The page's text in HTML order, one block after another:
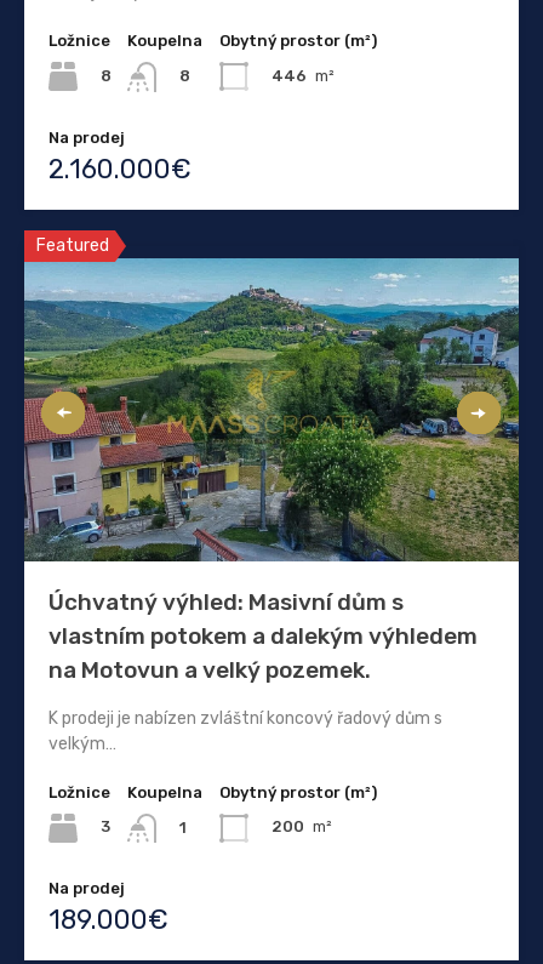
Ložnice
8
Koupelna
8
Obytný prostor (m²)
446 m²
Na prodej
2.160.000€
Featured
Úchvatný výhled: Masivní dům s
vlastním potokem a dalekým výhledem
na Motovun a velký pozemek.
K prodeji je nabízen zvláštní koncový řadový dům s
velkým…
Ložnice
3
Koupelna
1
Obytný prostor (m²)
200 m²
Na prodej
189.000€